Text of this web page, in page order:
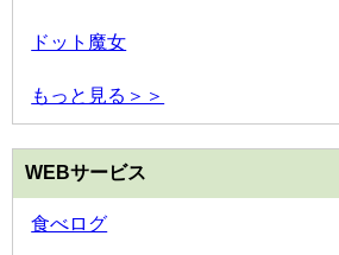
ドット魔女
もっと見る＞＞
WEBサービス
食べログ